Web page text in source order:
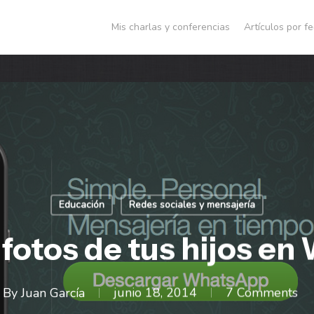
Mis charlas y conferencias Artículos por
Educación Redes sociales y mensajería
de tus hijos en
By Juan García junio 18, 2014 7 Comments